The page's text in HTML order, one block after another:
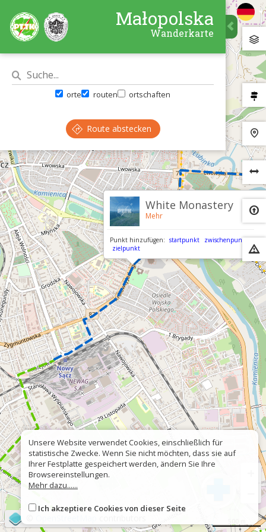
×
White Monastery
Mehr
Punkt hinzufügen: startpunkt
zwischenpunkt
zielpunkt
Małopolska
Wanderkarte
orte routen ortschaften
Route abstecken
Unsere Website verwendet Cookies, einschließlich für
statistische Zwecke. Wenn Sie nicht möchten, dass sie auf
Ihrer Festplatte gespeichert werden, ändern Sie Ihre
Browsereinstellungen.
Mehr dazu......
Ich akzeptiere Cookies von dieser Seite